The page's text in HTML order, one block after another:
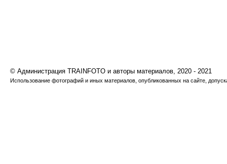
© Администрация TRAINFOTO и авторы материалов, 2020 - 2021
Использование фотографий и иных материалов, опубликованных на сайте,